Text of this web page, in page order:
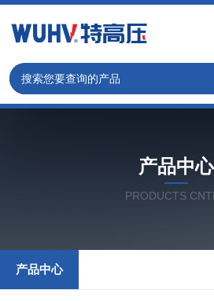
产品中心
PRODUCTS
产品中心